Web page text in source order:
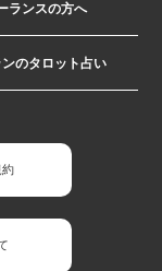
ランスの方へ
のタロット占い
約